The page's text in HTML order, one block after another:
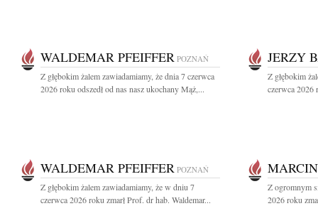
WALDEMAR PFEIFFER POZNAŃ
Z głębokim żalem zawiadamiamy, że dnia 7 czerwca
2026 roku odszedł od nas nasz ukochany Mąż,...
JERZY
Z głębokim
czerwca 2026
WALDEMAR PFEIFFER POZNAŃ
Z głębokim żalem zawiadamiamy, że w dniu 7
czerwca 2026 roku zmarł Prof. dr hab. Waldemar...
Z ogromnym
2026 roku